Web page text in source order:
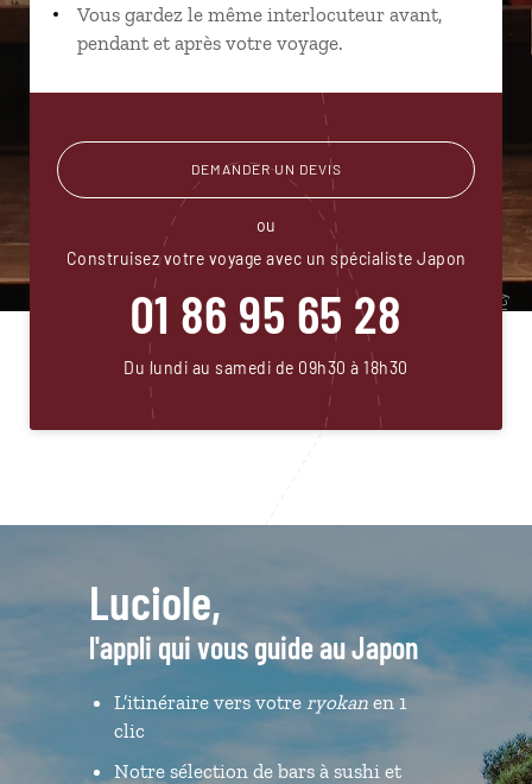
Vous gardez le même interlocuteur avant,
pendant et après votre voyage.
DEMANDER UN DEVIS
ou
Construisez votre voyage avec un spécialiste Japon
01 86 95 65 28
Du lundi au samedi de 09h30 à 18h30
Luciole,
l'appli qui vous guide au Japon
L’itinéraire vers votre ryokanen 1
clic
Notre sélection de bars à sushi et